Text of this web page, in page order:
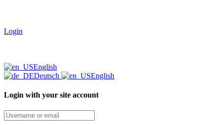
Login
English
Deutsch
English
Login with your site account